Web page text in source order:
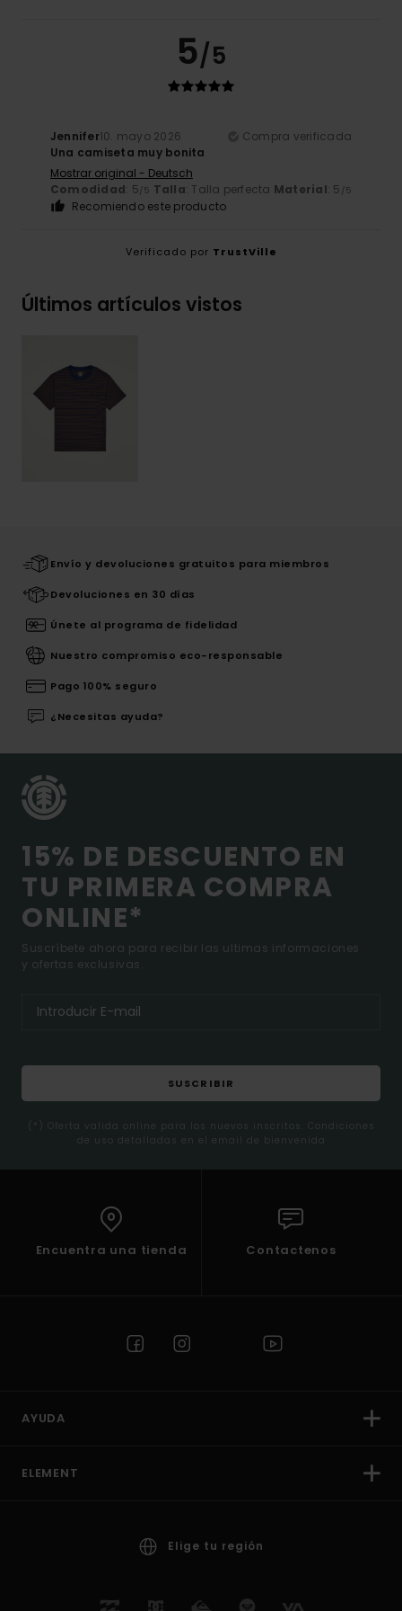
5/5
Jennifer10. mayo 2026
Compra verificada
Una camiseta muy bonita
Mostrar original - Deutsch
Comodidad: 5/5 Talla: Talla perfecta Material: 5 /5
Recomiendo este producto
Verificado por TrustVille
Últimos artículos vistos
Envío y devoluciones gratuitos para miembros
Devoluciones en 30 días
Únete al programa de fidelidad
Nuestro compromiso eco-responsable
Pago 100% seguro
¿Necesitas ayuda?
15% DE DESCUENTO EN
TU PRIMERA COMPRA
ONLINE*
Suscríbete ahora para recibir las ultimas informaciones
y ofertas exclusivas.
SUSCRIBIR
(*) Oferta valida online para los nuevos inscritos. Condiciones
de uso detalladas en el email de bienvenida
Encuentra una tienda Contactenos
AYUDA
ELEMENT
Elige tu región